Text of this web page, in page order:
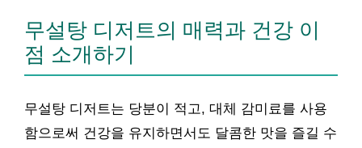
무설탕 디저트의 매력과 건강 이
점 소개하기
무설탕 디저트는 당분이 적고, 대체 감미료를 사용
함으로써 건강을 유지하면서도 달콤한 맛을 즐길 수